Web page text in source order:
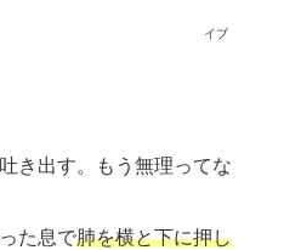
イブ
き出す。もう無理ってな
た息で肺を横と下に押し